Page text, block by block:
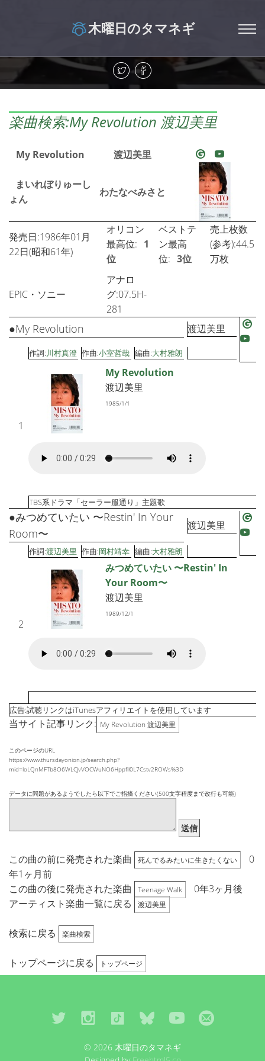
木曜日のタマネギ
楽曲検索:My Revolution 渡辺美里
My Revolution 渡辺美里
まいれぼりゅーし
ょん
わたなべみさと
発売日:1986年01月
22日(昭和61年)
オリコン
最高位: 1
位
ベストテ
ン最高
位: 3位
売上枚数
(参考):44.5
万枚
EPIC・ソニー
アナロ
グ:07.5H-
281
1
●My Revolution 渡辺美里
作詞:川村真澄 作曲:小室哲哉 編曲:大村雅朗
My Revolution
渡辺美里
1985/1/1
TBS系ドラマ「セーラー服通り」主題歌
2
●みつめていたい 〜Restin' In Your
Room〜
渡辺美里
作詞:渡辺美里 作曲:岡村靖幸 編曲:大村雅朗
みつめていたい 〜Restin' In
Your Room〜
渡辺美里
1989/12/1
広告:試聴リンクはiTunesアフィリエイトを使用しています
当サイト記事リンク: My Revolution 渡辺美里
このページのURL
https://www.thursdayonion.jp/search.php?
mid=loLQnMFTb8O6WLCJvVOCWuNO6Hppfll0L7Cstv2ROWs%3D
データに問題があるようでしたら以下でご指摘ください(500文字程度まで改行も可能)
送信
この曲の前に発売された楽曲 死んでるみたいに生きたくない
0
年1ヶ月前
この曲の後に発売された楽曲
Teenage Walk
0年3ヶ月後
アーティスト楽曲一覧に戻る
渡辺美里
検索に戻る 楽曲検索
トップページに戻る トップページ
© 2026 木曜日のタマネギ